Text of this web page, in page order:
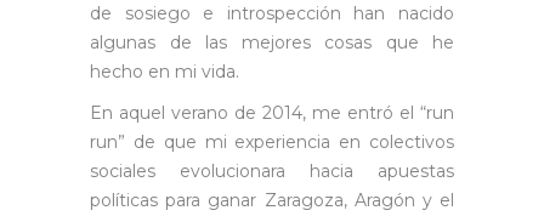
de sosiego e introspección han nacido
algunas de las mejores cosas que he
hecho en mi vida.
En aquel verano de 2014, me entró el “run
run” de que mi experiencia en colectivos
sociales evolucionara hacia apuestas
políticas para ganar Zaragoza, Aragón y el